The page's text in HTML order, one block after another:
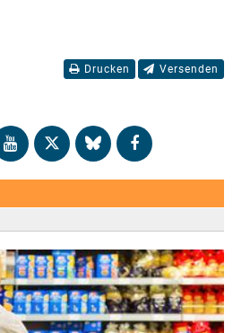
Drucken Versenden